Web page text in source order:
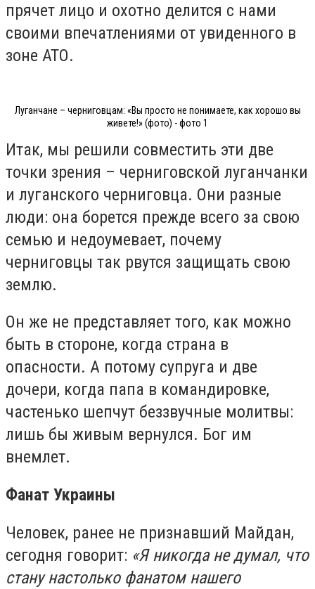
прячет лицо и охотно делится с нами
своими впечатлениями от увиденного в
зоне АТО.
Луганчане – черниговцам: «Вы просто не понимаете, как хорошо вы
живете!» (фото) - фото 1
Итак, мы решили совместить эти две
точки зрения – черниговской луганчанки
и луганского черниговца. Они разные
люди: она борется прежде всего за свою
семью и недоумевает, почему
черниговцы так рвутся защищать свою
землю.
Он же не представляет того, как можно
быть в стороне, когда страна в
опасности. А потому супруга и две
дочери, когда папа в командировке,
частенько шепчут беззвучные молитвы:
лишь бы живым вернулся. Бог им
внемлет.
Фанат Украины
Человек, ранее не признавший Майдан,
сегодня говорит: «Я никогда не думал, что
стану настолько фанатом нашего